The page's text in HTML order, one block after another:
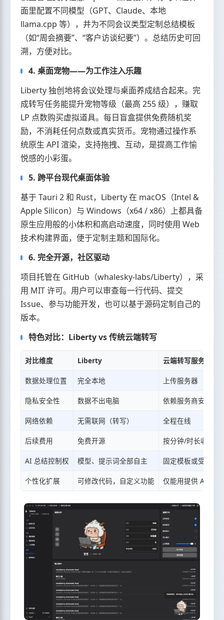
面里配置不同模型（GPT、Claude、本地
llama.cpp 等），并为不同会议类型定制总结模板
（如“周会摘要”、“客户访谈纪要”）。总结历史可回
溯，方便对比。
4. 桌面宠物——为工作注入乐趣
Liberty 独创地将会议处理与桌面养成结合起来。完
成转写任务能提升宠物等级（最高 255 级），赚取
LP 点数购买虚拟道具。每日盲盒提供免费随机奖
励，不消耗任何点数或真实货币。宠物通过操作系
统原生 API 渲染，支持拖拽、互动，是提高工作愉
悦感的小彩蛋。
5. 跨平台现代桌面体验
基于 Tauri 2 和 Rust，Liberty 在 macOS（Intel &
Apple Silicon）与 Windows（x64 / x86）上都具备
原生应用般的小体积和高启动速度，同时使用 Web
技术构建界面，便于定制主题和国际化。
6. 完全开源，社区驱动
项目托管在 GitHub（whalesky-labs/Liberty），采
用 MIT 许可。用户可以审查每一行代码、提交
Issue、参与功能开发，也可以基于源码定制自己的
版本。
特色对比：Liberty vs 传统云端转写
对比维度 Liberty 云端转写服务
数据处理位置 完全本地 上传服务器
隐私安全性 数据不出电脑 依赖服务商安全承
网络依赖 无需联网（转写） 全程在线
后续费用 免费开源 按分钟/时长收费
AI 总结控制权 模型、提示词全部自主 固定模板或受限
个性化扩展 可修改代码，自定义功能 仅能用提供 API